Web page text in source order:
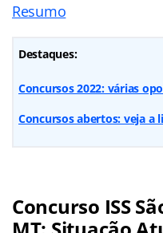
Resumo
Destaques:
Concursos 2022: várias
Concursos abertos: veja a
Concurso ISS